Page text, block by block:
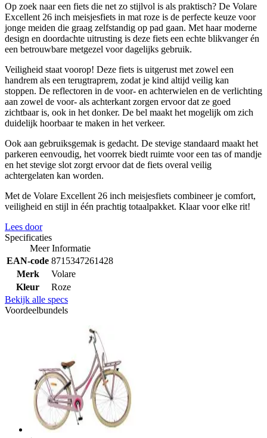
Op zoek naar een fiets die net zo stijlvol is als praktisch? De Volare
Excellent 26 inch meisjesfiets in mat roze is de perfecte keuze voor
jonge meiden die graag zelfstandig op pad gaan. Met haar moderne
design en doordachte uitrusting is deze fiets een echte blikvanger én
een betrouwbare metgezel voor dagelijks gebruik.
Veiligheid staat voorop! Deze fiets is uitgerust met zowel een
handrem als een terugtraprem, zodat je kind altijd veilig kan
stoppen. De reflectoren in de voor- en achterwielen en de verlichting
aan zowel de voor- als achterkant zorgen ervoor dat ze goed
zichtbaar is, ook in het donker. De bel maakt het mogelijk om zich
duidelijk hoorbaar te maken in het verkeer.
Ook aan gebruiksgemak is gedacht. De stevige standaard maakt het
parkeren eenvoudig, het voorrek biedt ruimte voor een tas of mandje
en het stevige slot zorgt ervoor dat de fiets overal veilig
achtergelaten kan worden.
Met de Volare Excellent 26 inch meisjesfiets combineer je comfort,
veiligheid en stijl in één prachtig totaalpakket. Klaar voor elke rit!
Lees door
Specificaties
Meer Informatie
EAN-code 8715347261428
Merk
Volare
Kleur
Roze
Bekijk alle specs
Voordeelbundels